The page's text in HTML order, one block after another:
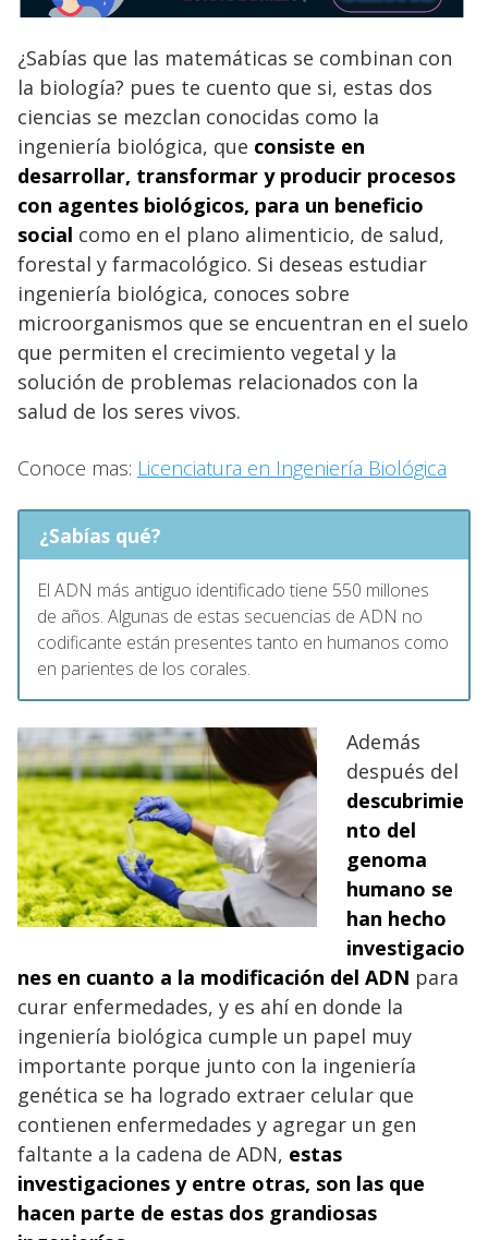
¿Sabías que las matemáticas se combinan con
la biología? pues te cuento que si, estas dos
ciencias se mezclan conocidas como la
ingeniería biológica, que consiste en
desarrollar, transformar y producir procesos
con agentes biológicos, para un beneficio
social como en el plano alimenticio, de salud,
forestal y farmacológico. Si deseas estudiar
ingeniería biológica, conoces sobre
microorganismos que se encuentran en el suelo
que permiten el crecimiento vegetal y la
solución de problemas relacionados con la
salud de los seres vivos.
Conoce mas: Licenciatura en Ingeniería Biológica
¿Sabías qué?
El ADN más antiguo identificado tiene 550 millones
de años. Algunas de estas secuencias de ADN no
codificante están presentes tanto en humanos como
en parientes de los corales.
Además
después del
descubrimie
nto del
genoma
humano se
han hecho
investigacio
nes en cuanto a la modificación del ADN para
curar enfermedades, y es ahí en donde la
ingeniería biológica cumple un papel muy
importante porque junto con la ingeniería
genética se ha logrado extraer celular que
contienen enfermedades y agregar un gen
faltante a la cadena de ADN, estas
investigaciones y entre otras, son las que
hacen parte de estas dos grandiosas